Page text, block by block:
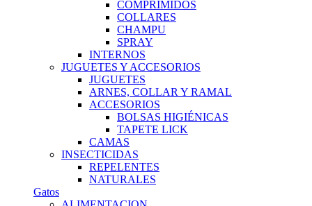
COMPRIMIDOS
COLLARES
CHAMPU
SPRAY
INTERNOS
JUGUETES Y ACCESORIOS
JUGUETES
ARNES, COLLAR Y RAMAL
ACCESORIOS
BOLSAS HIGIÉNICAS
TAPETE LICK
CAMAS
INSECTICIDAS
REPELENTES
NATURALES
Gatos